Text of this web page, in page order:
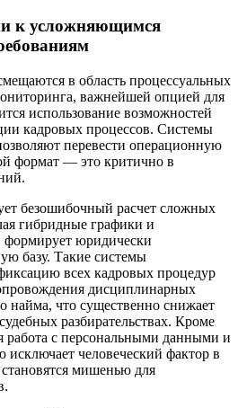
к усложняющимся
в область процессуальных
важнейшей опцией для
использование возможностей
кадровых процессов. Системы
перевести операционную
формат — это критично в
безошибочный расчет сложных
гибридные графики и
формирует юридически
базу. Такие системы
всех кадровых процедур
дисциплинарных
найма, что существенно снижает
разбирательствах. Кроме
работа с персональными данными и
исключает человеческий фактор в
мишенью для